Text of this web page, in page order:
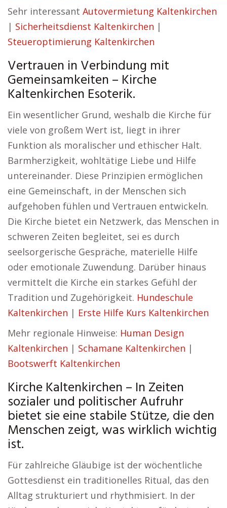
Sehr interessant Autovermietung Kaltenkirchen
| Sicherheitsdienst Kaltenkirchen |
Steueroptimierung Kaltenkirchen
Vertrauen in Verbindung mit
Gemeinsamkeiten – Kirche
Kaltenkirchen Esoterik.
Ein wesentlicher Grund, weshalb die Kirche für
viele von großem Wert ist, liegt in ihrer
Funktion als moralischer und ethischer Halt.
Barmherzigkeit, wohltätige Liebe und Hilfe
untereinander. Diese Prinzipien ermöglichen
eine Gemeinschaft, in der Menschen sich
aufgehoben fühlen und Vertrauen entwickeln.
Die Kirche bietet ein Netzwerk, das Menschen in
schweren Zeiten begleitet, sei es durch
seelsorgerische Gespräche, materielle Hilfe
oder emotionale Zuwendung. Darüber hinaus
vermittelt die Kirche ein starkes Gefühl der
Tradition und Zugehörigkeit. Hundeschule
Kaltenkirchen | Erste Hilfe Kurs Kaltenkirchen
Mehr regionale Hinweise: Human Design
Kaltenkirchen | Schamane Kaltenkirchen |
Bootswerft Kaltenkirchen
Kirche Kaltenkirchen – In Zeiten
sozialer und politischer Aufruhr
bietet sie eine stabile Stütze, die den
Menschen zeigt, was wirklich wichtig
ist.
Für zahlreiche Gläubige ist der wöchentliche
Gottesdienst ein traditionelles Ritual, das den
Alltag strukturiert und rhythmisiert. In der